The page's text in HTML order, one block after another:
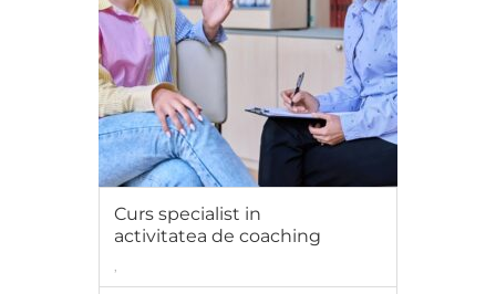
Curs specialist in
activitatea de coaching